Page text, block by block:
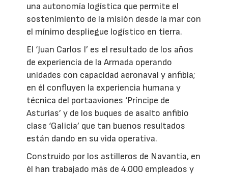
una autonomía logística que permite el
sostenimiento de la misión desde la mar con
el mínimo despliegue logístico en tierra.
El ‘Juan Carlos I’ es el resultado de los años
de experiencia de la Armada operando
unidades con capacidad aeronaval y anfibia;
en él confluyen la experiencia humana y
técnica del portaaviones ‘Príncipe de
Asturias’ y de los buques de asalto anfibio
clase ‘Galicia’ que tan buenos resultados
están dando en su vida operativa.
Construido por los astilleros de Navantia, en
él han trabajado más de 4.000 empleados y